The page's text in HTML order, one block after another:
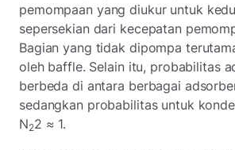
pemompaan yang diukur untuk
sepersekian dari kecepatan
Bagian yang tidak dipompa
oleh baffle. Selain itu, probabilitas
berbeda di antara berbagai
sedangkan probabilitas untuk
N22 ≈ 1.